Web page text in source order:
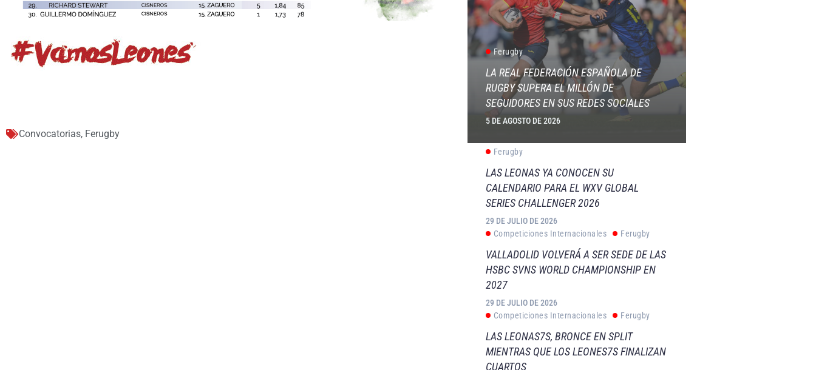
Convocatorias, Ferugby
Ferugby
LA REAL FEDERACIÓN ESPAÑOLA DE
RUGBY SUPERA EL MILLÓN DE
SEGUIDORES EN SUS REDES SOCIALES
5 DE AGOSTO DE 2026
Ferugby
LAS LEONAS YA CONOCEN SU
CALENDARIO PARA EL WXV GLOBAL
SERIES CHALLENGER 2026
29 DE JULIO DE 2026
Competiciones Internacionales
Ferugby
VALLADOLID VOLVERÁ A SER SEDE DE LAS
HSBC SVNS WORLD CHAMPIONSHIP EN
2027
29 DE JULIO DE 2026
Competiciones Internacionales
Ferugby
LAS LEONAS7S, BRONCE EN SPLIT
MIENTRAS QUE LOS LEONES7S FINALIZAN
CUARTOS